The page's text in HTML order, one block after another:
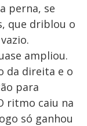
perna, se
que driblou o
ampliou.
da direita e o
para
ritmo caiu na
só ganhou